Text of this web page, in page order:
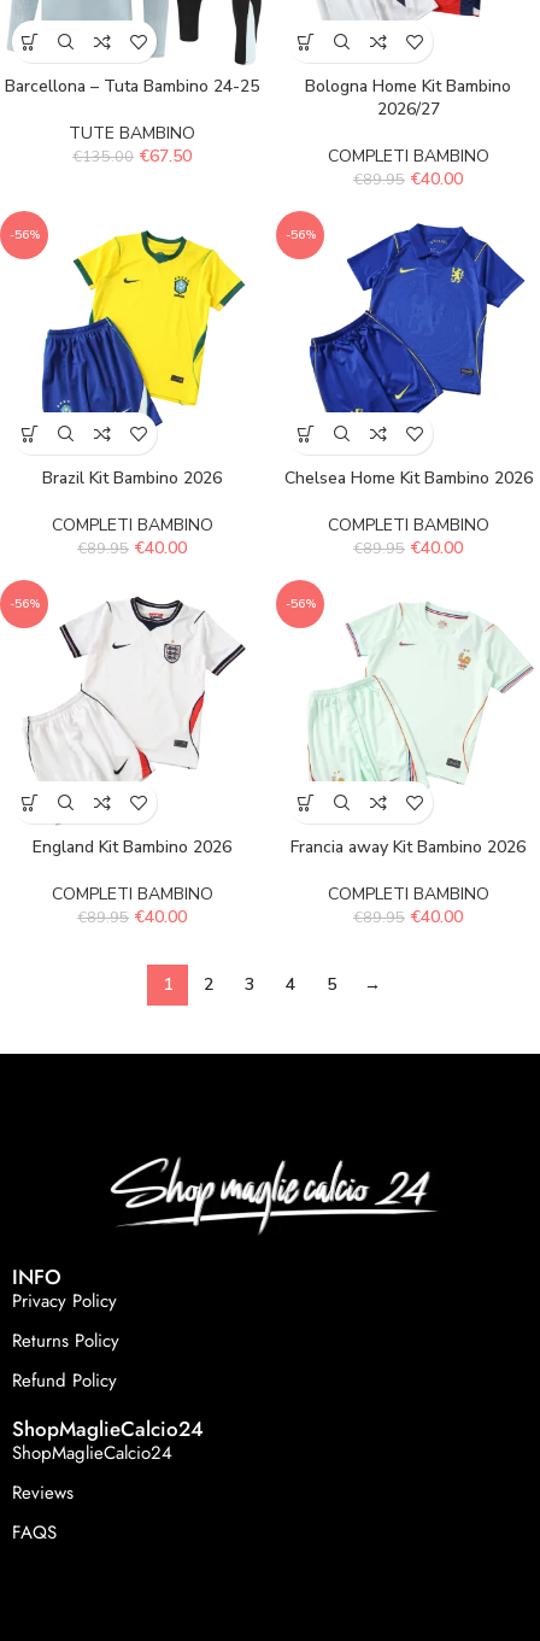
Barcellona – Tuta Bambino 24-25
TUTE BAMBINO
€135.00 €67.50
Bologna Home Kit Bambino
2026/27
COMPLETI BAMBINO
€89.95 €40.00
-56%
Brazil Kit Bambino 2026
COMPLETI BAMBINO
€89.95 €40.00
-56%
Chelsea Home Kit Bambino 2026
COMPLETI BAMBINO
€89.95 €40.00
-56%
England Kit Bambino 2026
COMPLETI BAMBINO
€89.95 €40.00
-56%
Francia away Kit Bambino 2026
COMPLETI BAMBINO
€89.95 €40.00
1 2 3 4 5 →
INFO
Privacy Policy
Returns Policy
Refund Policy
ShopMaglieCalcio24
ShopMaglieCalcio24
Reviews
FAQS